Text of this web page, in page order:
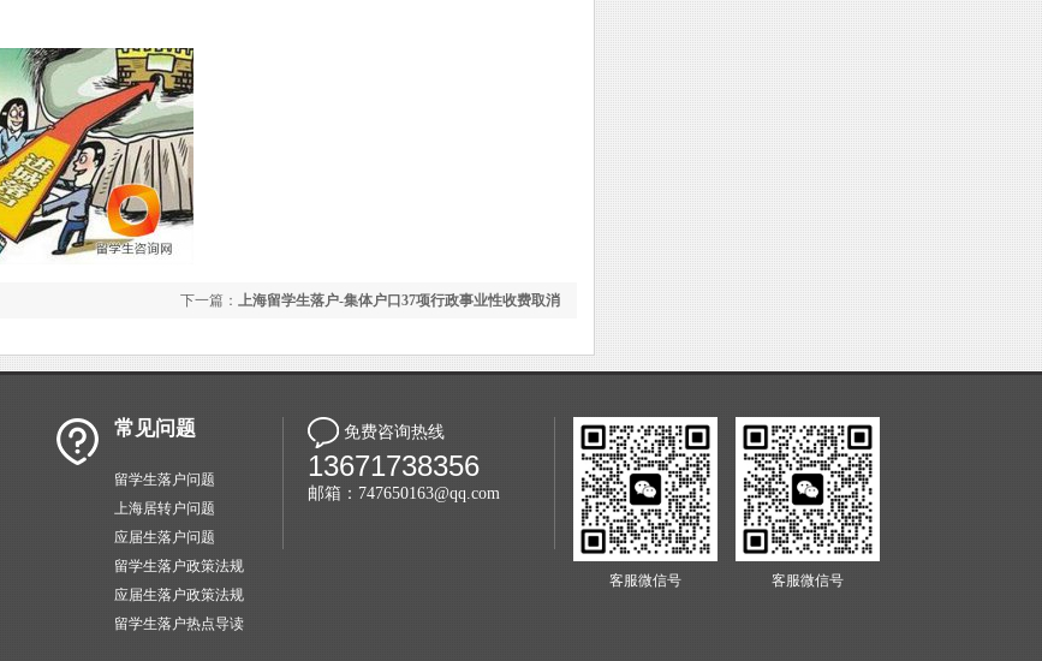
下一篇： 上海留学生落户-集体户口37项行政事业性收费取消
常见问题
留学生落户问题
上海居转户问题
应届生落户问题
留学生落户政策法规
应届生落户政策法规
留学生落户热点导读
免费咨询热线
13671738356
邮箱：747650163@qq.com
客服微信号 客服微信号